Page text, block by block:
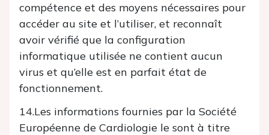
compétence et des moyens nécessaires pour
accéder au site et l’utiliser, et reconnaît
avoir vérifié que la configuration
informatique utilisée ne contient aucun
virus et qu’elle est en parfait état de
fonctionnement.
14.Les informations fournies par la Société
Européenne de Cardiologie le sont à titre